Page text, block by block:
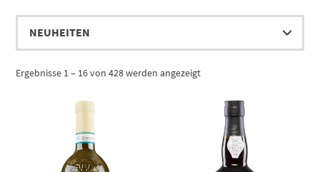
Ergebnisse 1 – 16 von 428 werden angezeigt